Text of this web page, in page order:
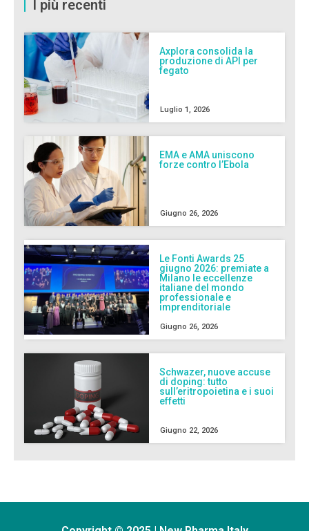
I più recenti
Axplora consolida la
produzione di API per
fegato
Luglio 1, 2026
EMA e AMA uniscono
forze contro l’Ebola
Giugno 26, 2026
Le Fonti Awards 25
giugno 2026: premiate a
Milano le eccellenze
italiane del mondo
professionale e
imprenditoriale
Giugno 26, 2026
Schwazer, nuove accuse
di doping: tutto
sull’eritropoietina e i suoi
effetti
Giugno 22, 2026